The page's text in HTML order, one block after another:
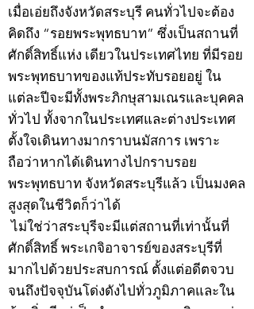
เมื่อเอ่ยถึงจังหวัดสระบุรี คนทั่วไปจะต้อง
คิดถึง “รอยพระพุทธบาท” ซึ่งเป็นสถานที่
ศักดิ์สิทธิ์แห่ง เดียวในประเทศไทย ที่มีรอย
พระพุทธบาทของแท้ประทับรอยอยู่ ใน
แต่ละปีจะมีทั้งพระภิกษุสามเณรและบุคคล
ทั่วไป ทั้งจากในประเทศและต่างประเทศ
ตั้งใจเดินทางมากราบนมัสการ เพราะ
ถือว่าหากได้เดินทางไปกราบรอย
พระพุทธบาท จังหวัดสระบุรีแล้ว เป็นมงคล
สูงสุดในชีวิตก็ว่าได้
ไม่ใช่ว่าสระบุรีจะมีแต่สถานที่เท่านั้นที่
ศักดิ์สิทธิ์ พระเกจิอาจารย์ของสระบุรีที่
มากไปด้วยประสบการณ์ ตั้งแต่อดีตจวบ
จนถึงปัจจุบันโด่งดังไปทั่วภูมิภาคและใน